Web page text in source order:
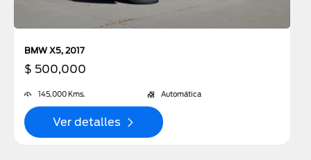
BMW X5, 2017
$ 500,000
145,000 Kms. Automática
Ver detalles